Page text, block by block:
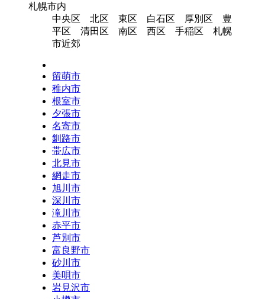
札幌市内
中央区 北区 東区 白石区 厚別区 豊
平区 清田区 南区 西区 手稲区 札幌
市近郊
留萌市
稚内市
根室市
夕張市
名寄市
釧路市
帯広市
北見市
網走市
旭川市
深川市
滝川市
赤平市
芦別市
富良野市
砂川市
美唄市
岩見沢市